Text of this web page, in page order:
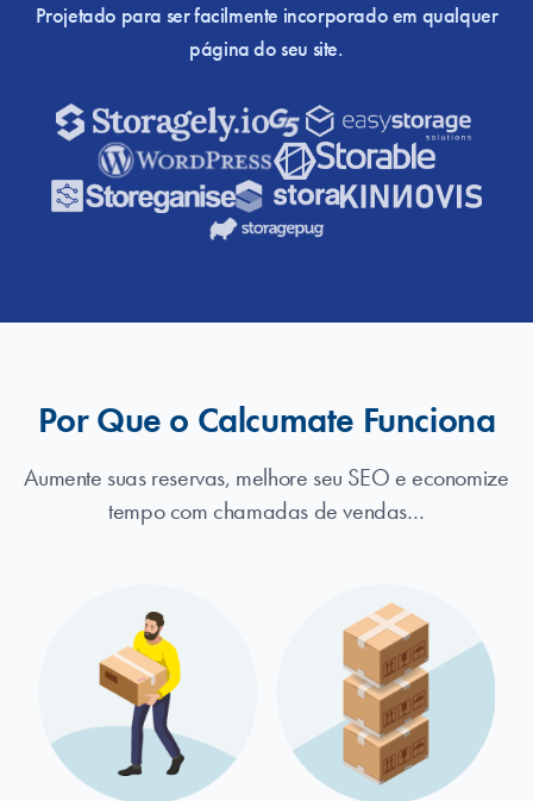
Projetado para ser facilmente incorporado em qualquer
página do seu site.
Por Que o Calcumate Funciona
Aumente suas reservas, melhore seu SEO e economize
tempo com chamadas de vendas…